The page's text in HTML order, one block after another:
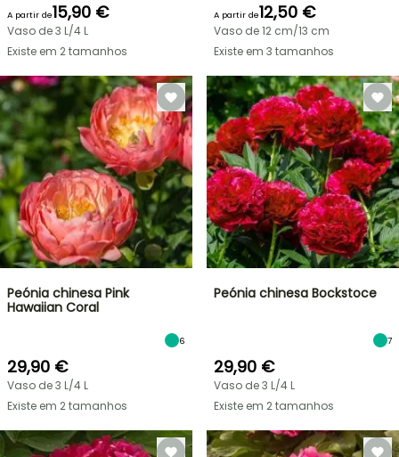
A partir de15,90 €
Vaso de 3 L/4 L
Existe em 2 tamanhos
A partir de12,50 €
Vaso de 12 cm/13 cm
Existe em 3 tamanhos
Peónia chinesa Pink
Hawaiian Coral
6
29,90 €
Vaso de 3 L/4 L
Existe em 2 tamanhos
Peónia chinesa Bockstoce
7
29,90 €
Vaso de 3 L/4 L
Existe em 2 tamanhos